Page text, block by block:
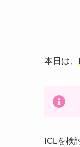
本日は、
ICLを検